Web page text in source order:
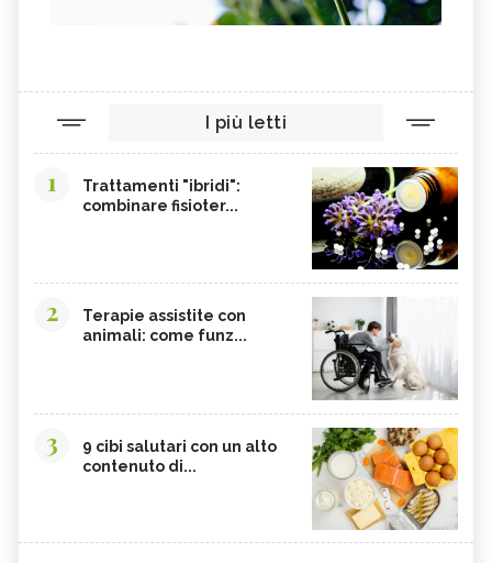
I più letti
1
Trattamenti "ibridi":
combinare fisioter...
2
Terapie assistite con
animali: come funz...
3
9 cibi salutari con un alto
contenuto di...